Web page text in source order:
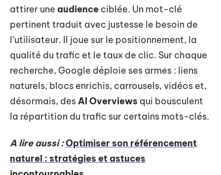
attirer une audience ciblée. Un mot-clé
pertinent traduit avec justesse le besoin de
l’utilisateur. Il joue sur le positionnement, la
qualité du trafic et le taux de clic. Sur chaque
recherche, Google déploie ses armes : liens
naturels, blocs enrichis, carrousels, vidéos et,
désormais, desAI Overviews qui bousculent
la répartition du trafic sur certains mots-clés.
A lire aussi :Optimiser son référencement
naturel : stratégies et astuces